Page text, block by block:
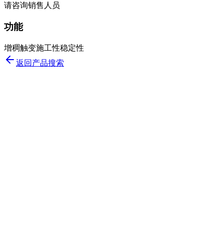
请咨询销售人员
功能
增稠触变施工性稳定性
返回产品搜索